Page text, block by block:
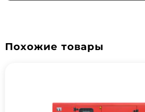
Похожие товары